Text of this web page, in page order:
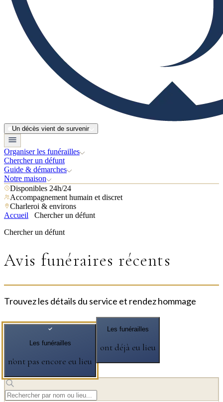
Un décès vient de survenir
Organiser les funérailles
Chercher un défunt
Guide & démarches
Notre maison
Disponibles 24h/24
Accompagnement humain et discret
Charleroi & environs
Accueil
Chercher un défunt
Chercher un défunt
Avis funéraires récents
Trouvez les détails du service et rendez hommage
Les funérailles
n'ont pas encore eu lieu
Les funérailles
ont déjà eu lieu